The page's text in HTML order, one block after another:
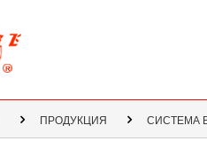
ПРОДУКЦИЯ СИСТЕМА